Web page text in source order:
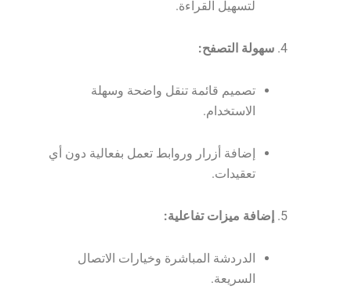
لتسهيل القراءة.
سهولة التصفح:
تصميم قائمة تنقل واضحة وسهلة
الاستخدام.
إضافة أزرار وروابط تعمل بفعالية دون أي
تعقيدات.
إضافة ميزات تفاعلية:
الدردشة المباشرة وخيارات الاتصال
السريعة.